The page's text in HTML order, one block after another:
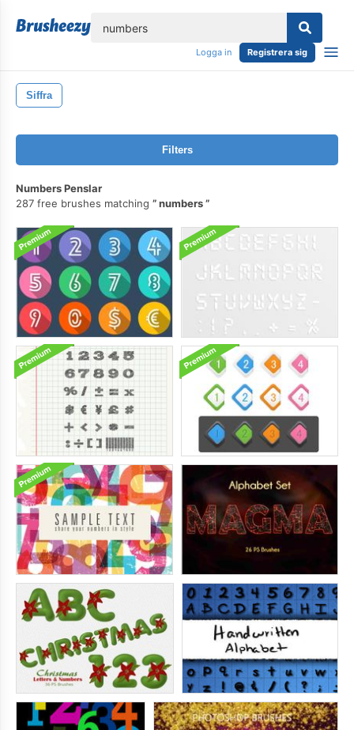
Logga in Registrera sig
Siffra
Filters
Numbers Penslar
287 free brushes matching
numbers